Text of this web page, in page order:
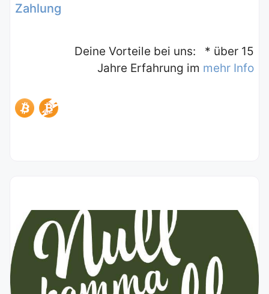
Zahlung
Deine Vorteile bei uns: * über 15
Jahre Erfahrung im mehr Info